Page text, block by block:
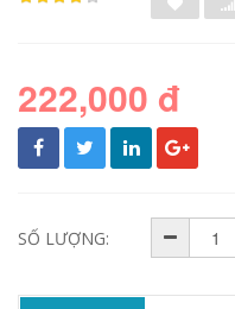
222,000 đ
SỐ LƯỢNG: